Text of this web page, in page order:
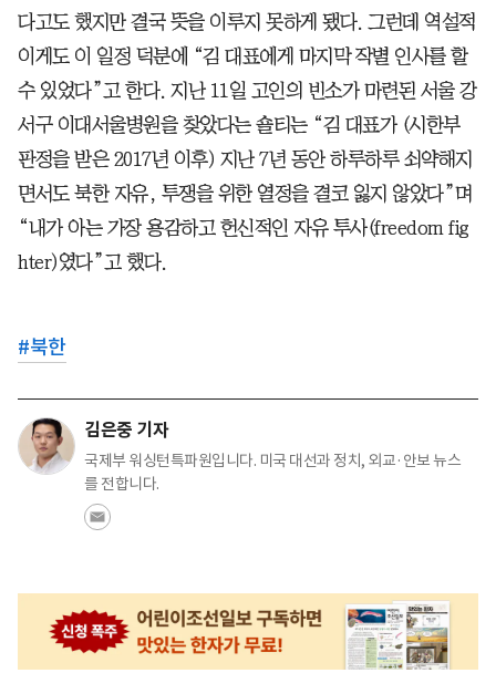
다고도 했지만 결국 뜻을 이루지 못하게 됐다. 그런데 역설적
이게도 이 일정 덕분에 “김 대표에게 마지막 작별 인사를 할
수 있었다”고 한다. 지난 11일 고인의 빈소가 마련된 서울 강
서구 이대서울병원을 찾았다는 숄티는 “김 대표가 (시한부
판정을 받은 2017년 이후) 지난 7년 동안 하루하루 쇠약해지
면서도 북한 자유, 투쟁을 위한 열정을 결코 잃지 않았다”며
“내가 아는 가장 용감하고 헌신적인 자유 투사(freedom fig
hter)였다”고 했다.
#북한
김은중 기자
국제부 워싱턴특파원입니다. 미국 대선과 정치, 외교·안보 뉴스
를 전합니다.